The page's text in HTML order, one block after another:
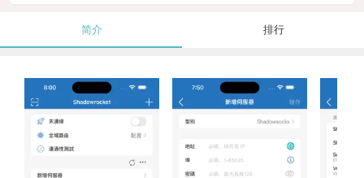
简介 排行